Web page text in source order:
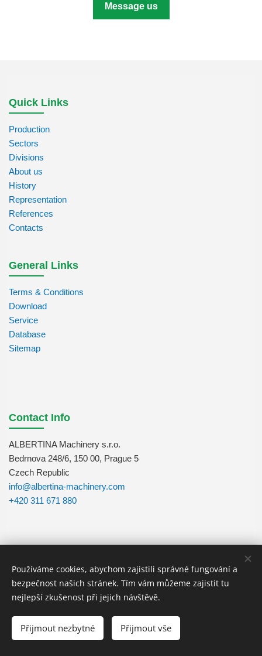
Message us
Quick Links
Production
Sectors
Divisions
About us
History
Representation
References
Contacts
General Links
Terms & Conditions
Download
Service
Database
Sitemap
Contact Info
ALBERTINA Machinery s.r.o.
Bedrnova 248/6, 150 00, Prague 5
Czech Republic
info@albertina-machinery.com
+420 311 671 880
Follow Us
Používáme cookies, abychom zajistili správné fungování a
bezpečnost našich stránek. Tím vám můžeme zajistit tu
nejlepší zkušenost při jejich návštěvě.
Přijmout nezbytné Přijmout vše